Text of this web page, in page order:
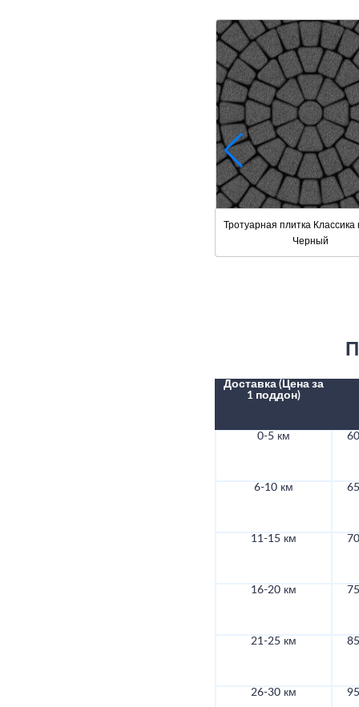
Тротуарная плитка Классика
Черный
Доставка (Цена за
1 поддон)
0-5 км
6-10 км
11-15 км
16-20 км
21-25 км
26-30 км